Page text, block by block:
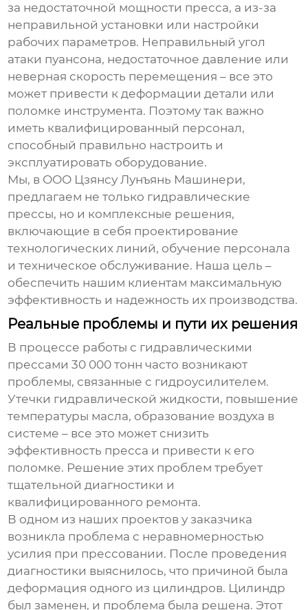
за недостаточной мощности пресса, а из-за
неправильной установки или настройки
рабочих параметров. Неправильный угол
атаки пуансона, недостаточное давление или
неверная скорость перемещения – все это
может привести к деформации детали или
поломке инструмента. Поэтому так важно
иметь квалифицированный персонал,
способный правильно настроить и
эксплуатировать оборудование.
Мы, в ООО Цзянсу Лунъянь Машинери,
предлагаем не только гидравлические
прессы, но и комплексные решения,
включающие в себя проектирование
технологических линий, обучение персонала
и техническое обслуживание. Наша цель –
обеспечить нашим клиентам максимальную
эффективность и надежность их производства.
Реальные проблемы и пути их решения
В процессе работы с гидравлическими
прессами 30 000 тонн часто возникают
проблемы, связанные с гидроусилителем.
Утечки гидравлической жидкости, повышение
температуры масла, образование воздуха в
системе – все это может снизить
эффективность пресса и привести к его
поломке. Решение этих проблем требует
тщательной диагностики и
квалифицированного ремонта.
В одном из наших проектов у заказчика
возникла проблема с неравномерностью
усилия при прессовании. После проведения
диагностики выяснилось, что причиной была
деформация одного из цилиндров. Цилиндр
был заменен, и проблема была решена. Этот